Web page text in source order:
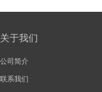
关于我们
公司简介
联系我们